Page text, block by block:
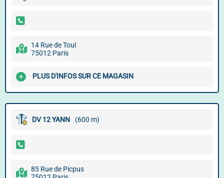
14 Rue de Toul
75012 Paris
PLUS D'INFOS SUR CE MAGASIN
DV 12 YANN (600 m)
85 Rue de Picpus